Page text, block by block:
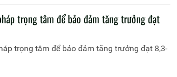
trọng tâm để bảo đảm tăng trưởng đạt
trọng tâm để bảo đảm tăng trưởng đạt 8,3-